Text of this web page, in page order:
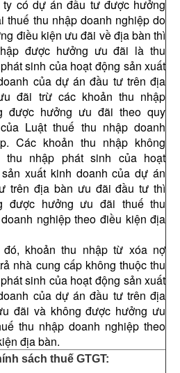
ty có dự án đầu tư được hưởng
thuế thu nhập doanh nghiệp do
điều kiện ưu đãi về địa bàn thì
được hưởng ưu đãi là thu
sinh của hoạt động sản xuất
của dự án đầu tư trên địa
đãi trừ các khoản thu nhập
được hưởng ưu đãi theo quy
Luật thuế thu nhập doanh
Các khoản thu nhập không
thu nhập phát sinh của hoạt
xuất kinh doanh của dự án
trên địa bàn ưu đãi đầu tư thì
được hưởng ưu đãi thuế thu
nghiệp theo điều kiện địa
đó, khoản thu nhập từ xóa nợ
nhà cung cấp không thuộc thu
sinh của hoạt động sản xuất
của dự án đầu tư trên địa
đãi và không được hưởng ưu
thu nhập doanh nghiệp theo
địa bàn.
sách thuế GTGT: